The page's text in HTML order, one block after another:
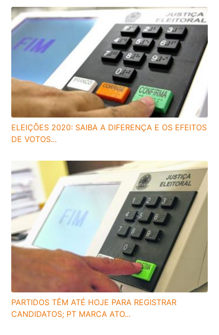
ELEIÇÕES 2020: SAIBA A DIFERENÇA E OS EFEITOS
DE VOTOS...
PARTIDOS TÊM ATÉ HOJE PARA REGISTRAR
CANDIDATOS; PT MARCA ATO...